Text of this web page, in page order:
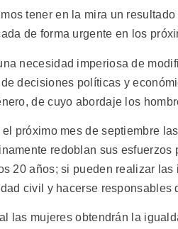
tener en la mira un
de forma urgente en los
necesidad imperiosa de
decisiones políticas y
de cuyo abordaje los
el próximo mes de septiembre
redoblan sus
20 años; si pueden realizar
civil y hacerse responsables
las mujeres obtendrán la